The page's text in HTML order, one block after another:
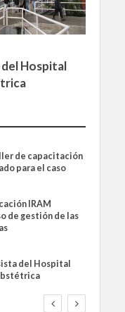
Hospital
de capacitación
para el caso
IRAM
de gestión de las
del Hospital